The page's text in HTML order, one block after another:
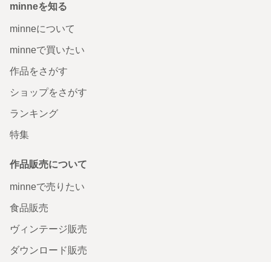
minneを知る
minneについて
minneで買いたい
作品をさがす
ショップをさがす
ランキング
特集
作品販売について
minneで売りたい
食品販売
ヴィンテージ販売
ダウンロード販売